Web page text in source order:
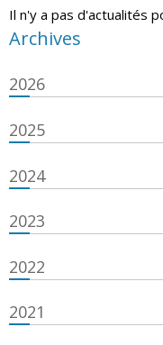
Il n'y a pas d'actualités
Archives
2026
2025
2024
2023
2022
2021